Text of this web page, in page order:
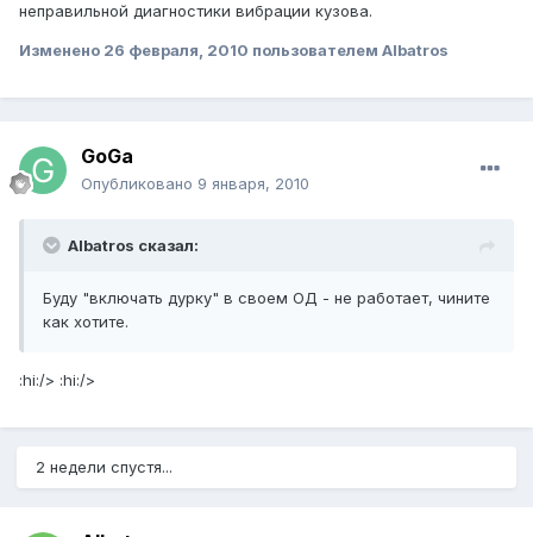
неправильной диагностики вибрации кузова.
Изменено 26 февраля, 2010 пользователем Albatros
GoGa
Опубликовано 9 января, 2010
Albatros сказал:
Буду "включать дурку" в своем ОД - не работает, чините
как хотите.
:hi:/> :hi:/>
2 недели спустя...